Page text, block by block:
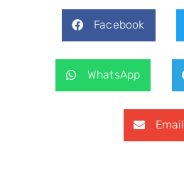
Facebook
WhatsApp
Email